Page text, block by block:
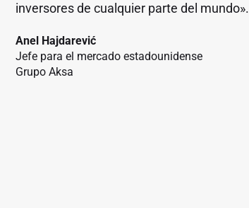
inversores de cualquier parte del mundo».
Anel Hajdarević
Jefe para el mercado estadounidense
Grupo Aksa